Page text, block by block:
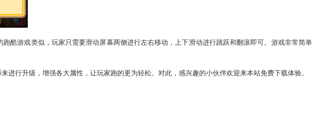
酷游戏类似，玩家只需要滑动屏幕两侧进行左右移动，上下滑动进行跳跃和翻滚即可。游戏非常简单
行升级，增强各大属性，让玩家跑的更为轻松。对此，感兴趣的小伙伴欢迎来本站免费下载体验。